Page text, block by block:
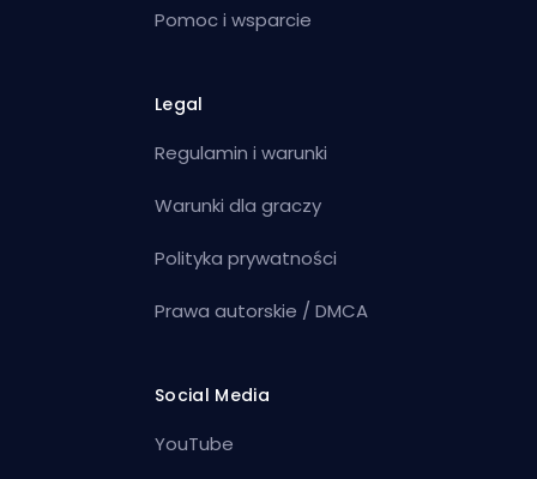
Pomoc i wsparcie
Legal
Regulamin i warunki
Warunki dla graczy
Polityka prywatności
Prawa autorskie / DMCA
Social Media
YouTube